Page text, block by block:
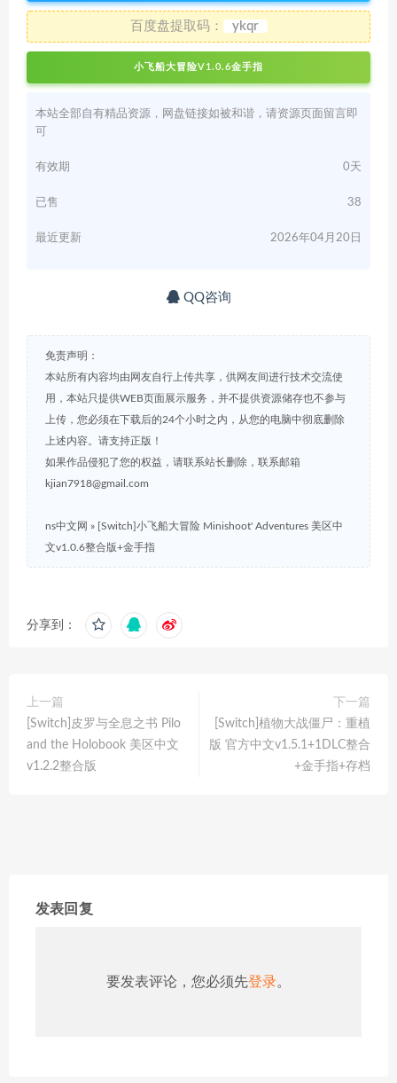
百度盘提取码： ykqr
小飞船大冒险V1.0.6金手指
本站全部自有精品资源，网盘链接如被和谐，请资源页面留言即
可
有效期 0天
已售 38
最近更新 2026年04月20日
QQ咨询
免责声明：
本站所有内容均由网友自行上传共享，供网友间进行技术交流使
用，本站只提供WEB页面展示服务，并不提供资源储存也不参与
上传，您必须在下载后的24个小时之内，从您的电脑中彻底删除
上述内容。请支持正版！
如果作品侵犯了您的权益，请联系站长删除，联系邮箱
kjian7918@gmail.com
ns中文网 » [Switch]小飞船大冒险 Minishoot' Adventures 美区中
文v1.0.6整合版+金手指
分享到：
上一篇
[Switch]皮罗与全息之书 Pilo
and the Holobook 美区中文
v1.2.2整合版
下一篇
[Switch]植物大战僵尸：重植
版 官方中文v1.5.1+1DLC整合
+金手指+存档
发表回复
要发表评论，您必须先登录。